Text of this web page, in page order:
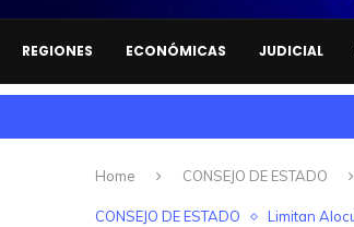
REGIONES ECONÓMICAS JUDICIAL
Home CONSEJO DE ESTADO
CONSEJO DE ESTADO Limitan